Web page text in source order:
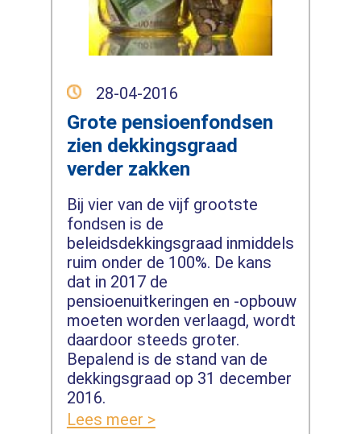
28-04-2016
Grote pensioenfondsen
zien dekkingsgraad
verder zakken
Bij vier van de vijf grootste
fondsen is de
beleidsdekkingsgraad inmiddels
ruim onder de 100%. De kans
dat in 2017 de
pensioenuitkeringen en -opbouw
moeten worden verlaagd, wordt
daardoor steeds groter.
Bepalend is de stand van de
dekkingsgraad op 31 december
2016.
Lees meer >